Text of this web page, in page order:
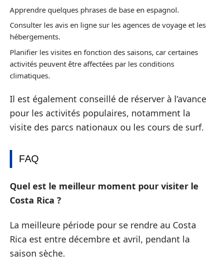
Apprendre quelques phrases de base en espagnol.
Consulter les avis en ligne sur les agences de voyage et les
hébergements.
Planifier les visites en fonction des saisons, car certaines
activités peuvent être affectées par les conditions
climatiques.
Il est également conseillé de réserver à l’avance
pour les activités populaires, notamment la
visite des parcs nationaux ou les cours de surf.
FAQ
Quel est le meilleur moment pour visiter le
Costa Rica ?
La meilleure période pour se rendre au Costa
Rica est entre décembre et avril, pendant la
saison sèche.